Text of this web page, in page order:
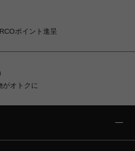
ポイント進呈
がオトクに